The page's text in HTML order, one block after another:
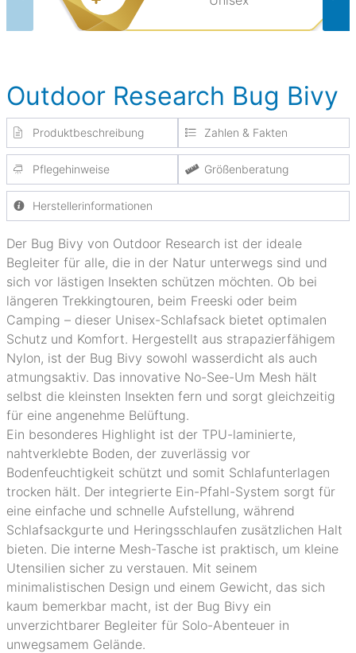
Outdoor Research Bug Bivy
Produktbeschreibung Zahlen & Fakten
Pflegehinweise Größenberatung
Herstellerinformationen
Der Bug Bivy von Outdoor Research ist der ideale
Begleiter für alle, die in der Natur unterwegs sind und
sich vor lästigen Insekten schützen möchten. Ob bei
längeren Trekkingtouren, beim Freeski oder beim
Camping – dieser Unisex-Schlafsack bietet optimalen
Schutz und Komfort. Hergestellt aus strapazierfähigem
Nylon, ist der Bug Bivy sowohl wasserdicht als auch
atmungsaktiv. Das innovative No-See-Um Mesh hält
selbst die kleinsten Insekten fern und sorgt gleichzeitig
für eine angenehme Belüftung.
Ein besonderes Highlight ist der TPU-laminierte,
nahtverklebte Boden, der zuverlässig vor
Bodenfeuchtigkeit schützt und somit Schlafunterlagen
trocken hält. Der integrierte Ein-Pfahl-System sorgt für
eine einfache und schnelle Aufstellung, während
Schlafsackgurte und Heringsschlaufen zusätzlichen Halt
bieten. Die interne Mesh-Tasche ist praktisch, um kleine
Utensilien sicher zu verstauen. Mit seinem
minimalistischen Design und einem Gewicht, das sich
kaum bemerkbar macht, ist der Bug Bivy ein
unverzichtbarer Begleiter für Solo-Abenteuer in
unwegsamem Gelände.